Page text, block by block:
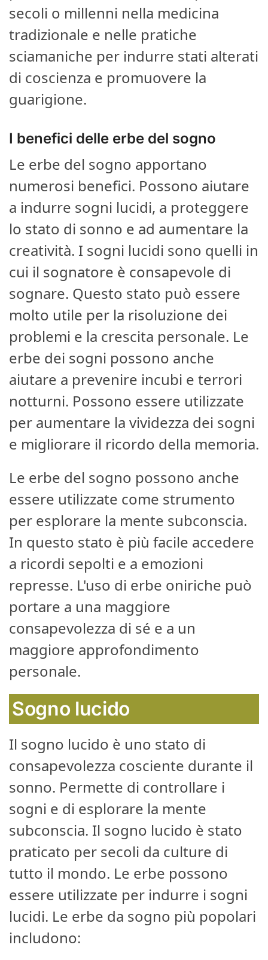
secoli o millenni nella medicina
tradizionale e nelle pratiche
sciamaniche per indurre stati alterati
di coscienza e promuovere la
guarigione.
I benefici delle erbe del sogno
Le erbe del sogno apportano
numerosi benefici. Possono aiutare
a indurre sogni lucidi, a proteggere
lo stato di sonno e ad aumentare la
creatività. I sogni lucidi sono quelli in
cui il sognatore è consapevole di
sognare. Questo stato può essere
molto utile per la risoluzione dei
problemi e la crescita personale. Le
erbe dei sogni possono anche
aiutare a prevenire incubi e terrori
notturni. Possono essere utilizzate
per aumentare la vividezza dei sogni
e migliorare il ricordo della memoria.
Le erbe del sogno possono anche
essere utilizzate come strumento
per esplorare la mente subconscia.
In questo stato è più facile accedere
a ricordi sepolti e a emozioni
represse. L'uso di erbe oniriche può
portare a una maggiore
consapevolezza di sé e a un
maggiore approfondimento
personale.
Sogno lucido
Il sogno lucido è uno stato di
consapevolezza cosciente durante il
sonno. Permette di controllare i
sogni e di esplorare la mente
subconscia. Il sogno lucido è stato
praticato per secoli da culture di
tutto il mondo. Le erbe possono
essere utilizzate per indurre i sogni
lucidi. Le erbe da sogno più popolari
includono: